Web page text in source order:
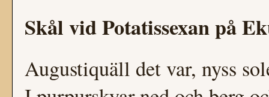
Skål vid Potatissexan på
Augustiquäll det var, nyss